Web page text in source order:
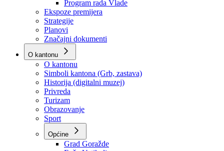
Vlada
Poslovnik
Program rada Vlade
Ekspoze premijera
Strategije
Planovi
Značajni dokumenti
O kantonu
O kantonu
Simboli kantona (Grb, zastava)
Historija (digitalni muzej)
Privreda
Turizam
Obrazovanje
Sport